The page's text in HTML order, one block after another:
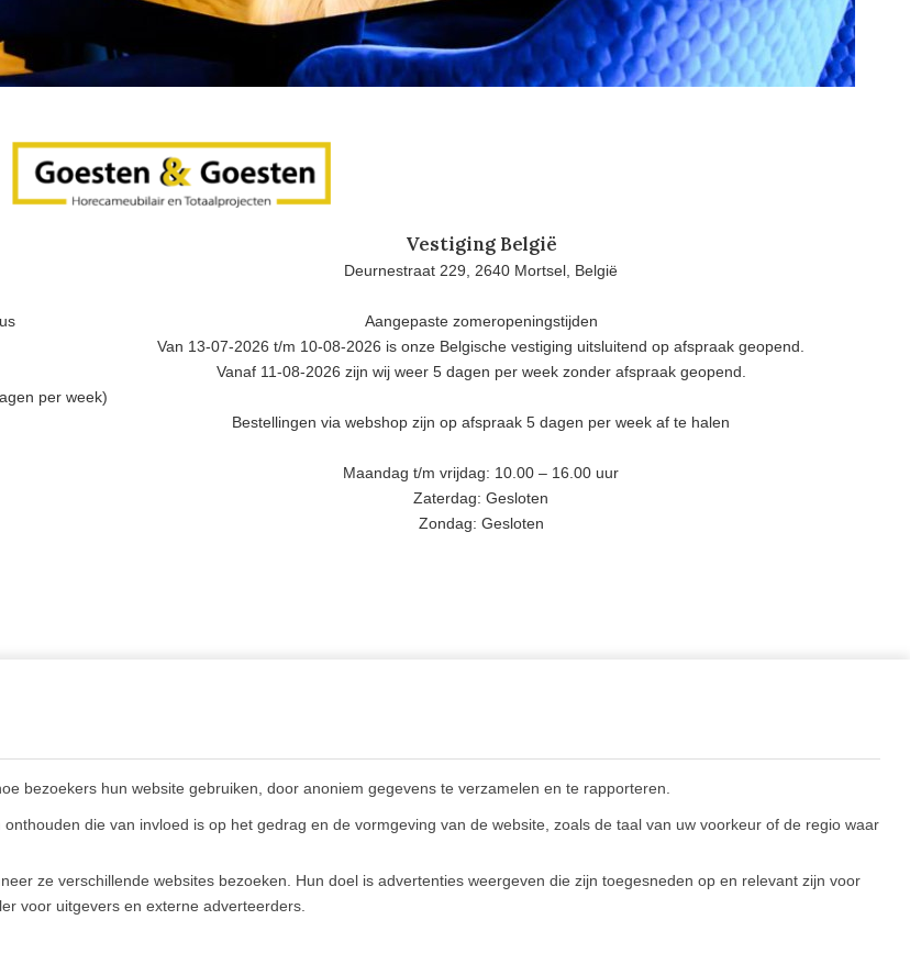
bezoekers hun website gebruiken, door anoniem gegevens te verzamelen en te rapporteren.
die van invloed is op het gedrag en de vormgeving van de website, zoals de taal van uw voorkeur of de regio waar
ze verschillende websites bezoeken. Hun doel is advertenties weergeven die zijn toegesneden op en relevant zijn voor
voor uitgevers en externe adverteerders.
per week)
Vestiging België
Deurnestraat 229, 2640 Mortsel, België
Aangepaste zomeropeningstijden
Van 13-07-2026 t/m 10-08-2026 is onze Belgische vestiging uitsluitend op afspraak geopend.
Vanaf 11-08-2026 zijn wij weer 5 dagen per week zonder afspraak geopend.
Bestellingen via webshop zijn op afspraak 5 dagen per week af te halen
Maandag t/m vrijdag: 10.00 – 16.00 uur
Zaterdag: Gesloten
Zondag: Gesloten
&
Algemene voorwaarden
Veelgestelde vragen